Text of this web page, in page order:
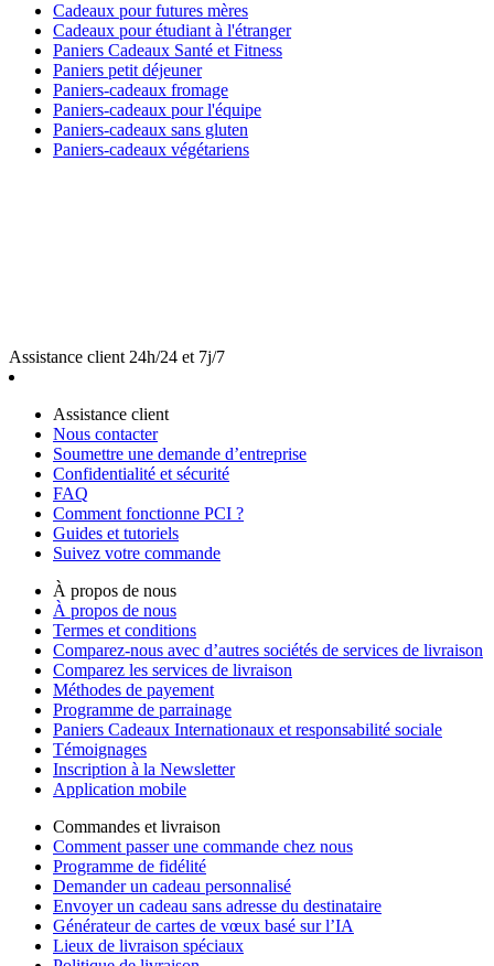
Cadeaux pour futures mères
Cadeaux pour étudiant à l'étranger
Paniers Cadeaux Santé et Fitness
Paniers petit déjeuner
Paniers-cadeaux fromage
Paniers-cadeaux pour l'équipe
Paniers-cadeaux sans gluten
Paniers-cadeaux végétariens
Assistance client 24h/24 et 7j/7
Assistance client
Nous contacter
Soumettre une demande d’entreprise
Confidentialité et sécurité
FAQ
Comment fonctionne PCI ?
Guides et tutoriels
Suivez votre commande
À propos de nous
À propos de nous
Termes et conditions
Comparez-nous avec d’autres sociétés de services de livraison
Comparez les services de livraison
Méthodes de payement
Programme de parrainage
Paniers Cadeaux Internationaux et responsabilité sociale
Témoignages
Inscription à la Newsletter
Application mobile
Commandes et livraison
Comment passer une commande chez nous
Programme de fidélité
Demander un cadeau personnalisé
Envoyer un cadeau sans adresse du destinataire
Générateur de cartes de vœux basé sur l’IA
Lieux de livraison spéciaux